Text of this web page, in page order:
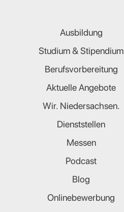
Ausbildung
Studium & Stipendium
Berufsvorbereitung
Aktuelle Angebote
Wir. Niedersachsen.
Dienststellen
Messen
Podcast
Blog
Onlinebewerbung